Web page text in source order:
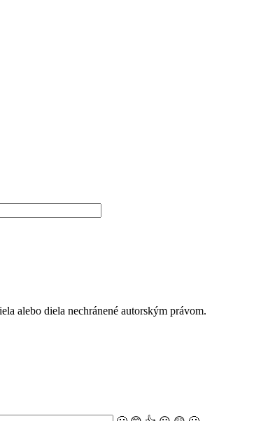
alebo diela nechránené autorským právom.